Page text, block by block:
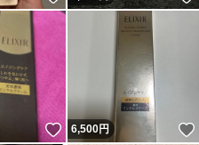
いいね！
6,500円